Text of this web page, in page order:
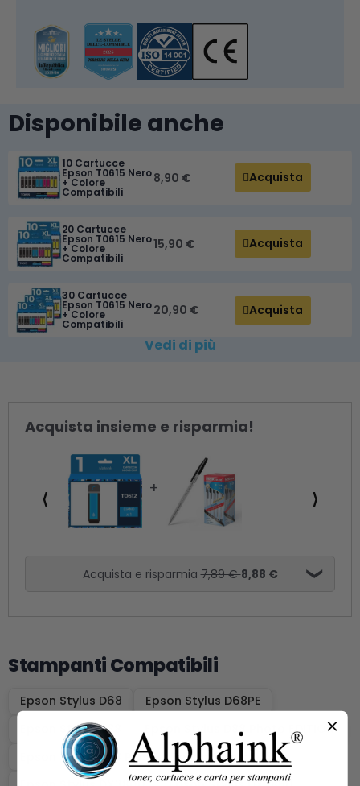
Disponibile anche
10 Cartucce
Epson T0615 Nero
+ Colore
Compatibili
8,90 € Acquista
20 Cartucce
Epson T0615 Nero
+ Colore
Compatibili
15,90 € Acquista
30 Cartucce
Epson T0615 Nero
+ Colore
Compatibili
20,90 € Acquista
Vedi di più
Acquista insieme e risparmia!
⟨ ⟩
Acquista e risparmia7,89 €8,88 €
Stampanti Compatibili
Epson Stylus D68
Epson Stylus D68PE
Epson Stylus D88
Epson Stylus D88 Photo EDITION
Epson Stylus D88 Plus
Epson Stylus D88PE